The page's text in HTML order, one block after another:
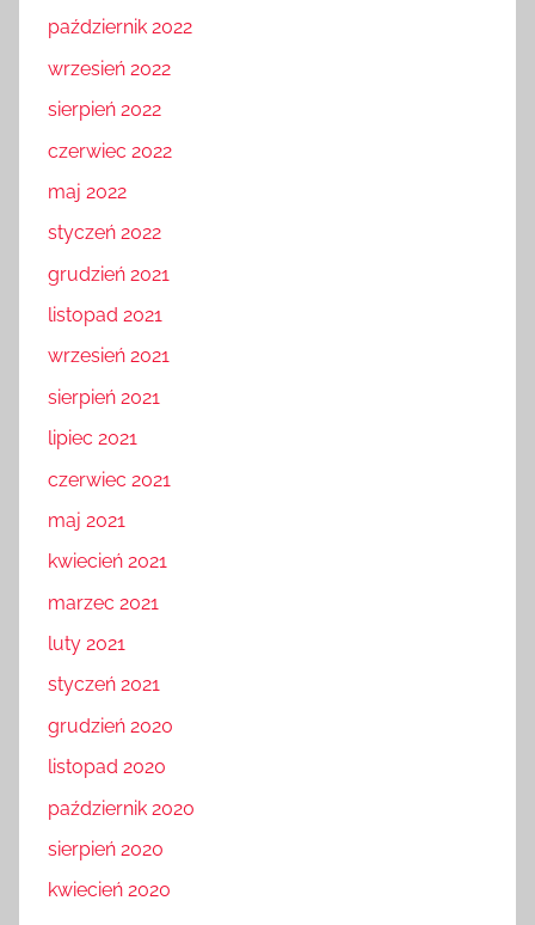
październik 2022
wrzesień 2022
sierpień 2022
czerwiec 2022
maj 2022
styczeń 2022
grudzień 2021
listopad 2021
wrzesień 2021
sierpień 2021
lipiec 2021
czerwiec 2021
maj 2021
kwiecień 2021
marzec 2021
luty 2021
styczeń 2021
grudzień 2020
listopad 2020
październik 2020
sierpień 2020
kwiecień 2020